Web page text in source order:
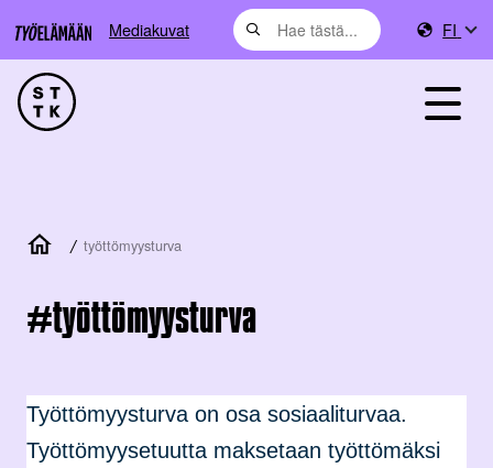
Mediakuvat FI
/ työttömyysturva
työttömyysturva
Työttömyysturva on osa sosiaaliturvaa.
Työttömyysetuutta maksetaan työttömäksi